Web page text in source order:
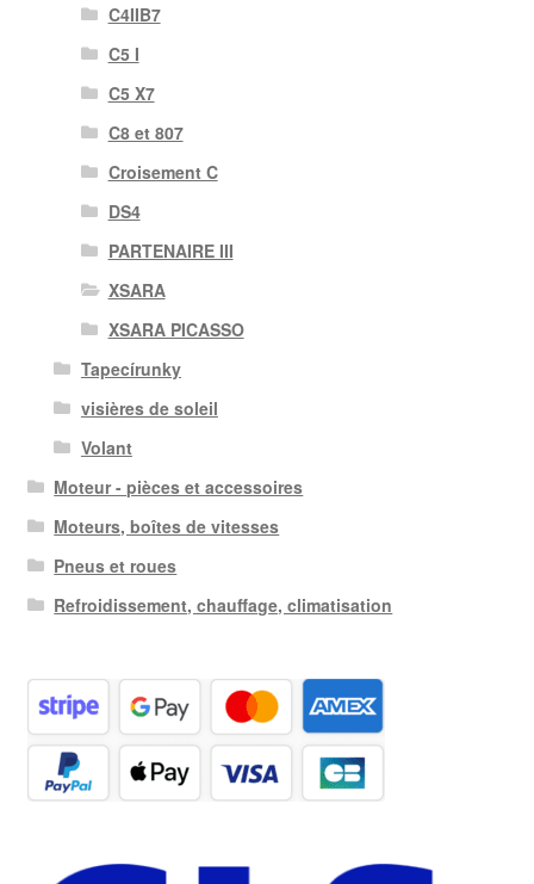
C4IIB7
C5 I
C5 X7
C8 et 807
Croisement C
DS4
PARTENAIRE III
XSARA
XSARA PICASSO
Tapecírunky
visières de soleil
Volant
Moteur - pièces et accessoires
Moteurs, boîtes de vitesses
Pneus et roues
Refroidissement, chauffage, climatisation